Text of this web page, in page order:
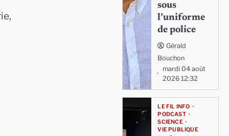
sous
l’uniforme
de police
Gérald
Bouchon
mardi 04 août
2026 12:32
LE FIL INFO
PODCAST
SCIENCE
VIE PUBLIQUE